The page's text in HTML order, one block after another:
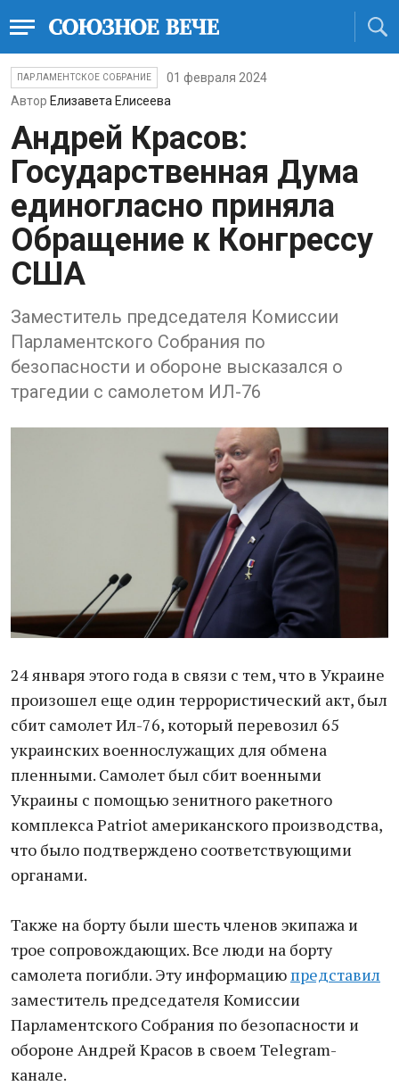
ПАРЛАМЕНТСКОЕ СОБРАНИЕ
01 февраля 2024
Автор Елизавета Елисеева
Андрей Красов:
Государственная Дума
единогласно приняла
Обращение к Конгрессу
США
Заместитель председателя Комиссии
Парламентского Собрания по
безопасности и обороне высказался о
трагедии с самолетом ИЛ-76
24 января этого года в связи с тем, что в Украине
произошел еще один террористический акт, был
сбит самолет Ил-76, который перевозил 65
украинских военнослужащих для обмена
пленными. Самолет был сбит военными
Украины с помощью зенитного ракетного
комплекса Patriot американского производства,
что было подтверждено соответствующими
органами.
Также на борту были шесть членов экипажа и
трое сопровождающих. Все люди на борту
самолета погибли. Эту информацию представил
заместитель председателя Комиссии
Парламентского Собрания по безопасности и
обороне Андрей Красов в своем Telegram-
канале.